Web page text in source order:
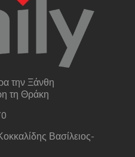
την Ξάνθη
τη Θράκη
Βασίλειος-